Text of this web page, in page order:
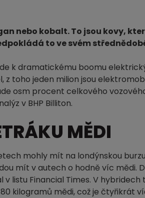
nebo kobalt. To jsou kovy,
to ve svém
k dramatickému boomu
z toho jeden milion jsou
osm procent celkového
v BHP Billiton.
MĚDI
mohly mít na londýnskou
mít v autech o hodně víc
listu Financial Times. V
kilogramů mědi, což je čtyřikrát